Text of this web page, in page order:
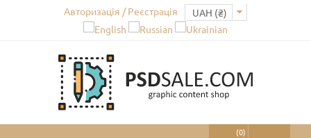
Авторизація / Реєстрація
(0)